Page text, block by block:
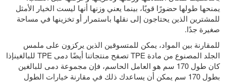
يمنحها طولها حضورًا قويًا، بينما يعني وزنها أنها ليست الخيار الأمثل
للمشترين الذين يحتاجون إلى نقلها باستمرار أو تخزينها في مساحة
صغيرة جدًا.
للمقارنة بين المواد، يمكن للمتسوقين الذين يركزون على ملمس
الجلد المصنوع من مادة TPE تصفح منتجاتنا أيضًا
دمى TPE للبالغين
إذا
كان طول 170 سم هو العامل الحاسم، فإن
مجموعة دمى للبالغين
بطول 170 سم
يمكن أن يساعدك ذلك في مقارنة خيارات الطول